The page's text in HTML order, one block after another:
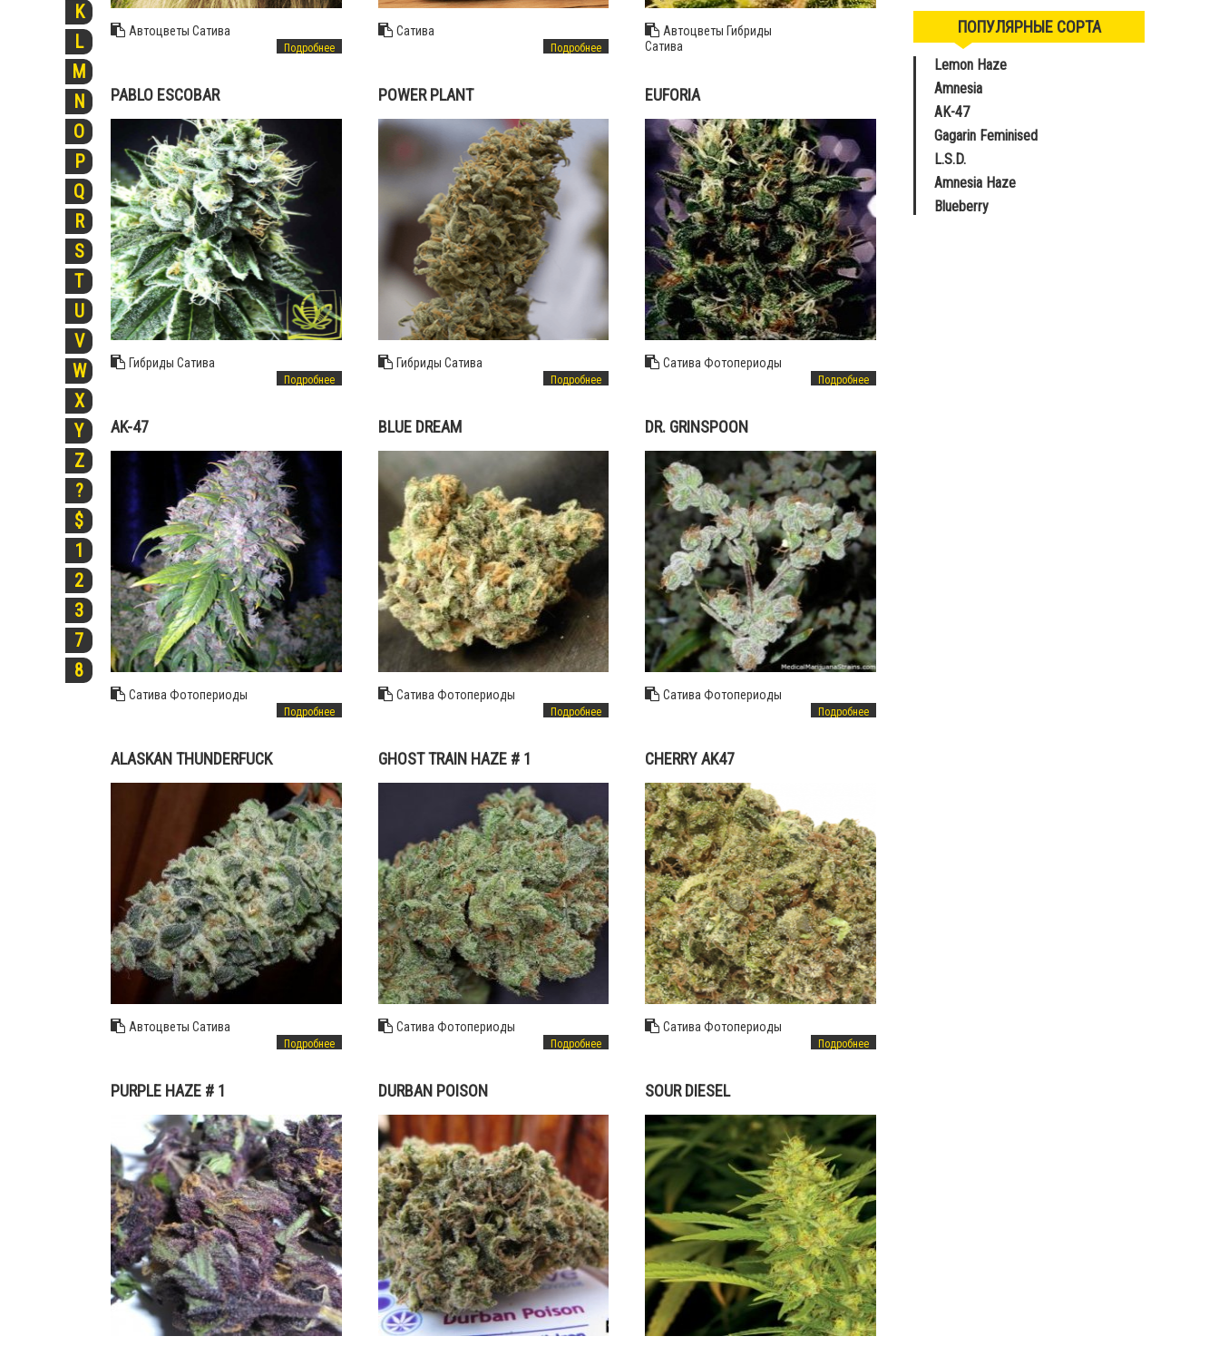
K
L
M
N
O
P
Q
R
S
T
U
V
W
X
Y
Z
?
$
1
2
3
7
8
Автоцветы Сатива
Подробнее
Сатива
Подробнее
Автоцветы Гибриды
Сатива
PABLO ESCOBAR
Гибриды Сатива
Подробнее
POWER PLANT
Гибриды Сатива
Подробнее
EUFORIA
Сатива Фотопериоды
Подробнее
AK-47
Сатива Фотопериоды
Подробнее
BLUE DREAM
Сатива Фотопериоды
Подробнее
DR. GRINSPOON
Сатива Фотопериоды
Подробнее
ALASKAN THUNDERFUCK
Автоцветы Сатива
Подробнее
GHOST TRAIN HAZE # 1
Сатива Фотопериоды
Подробнее
CHERRY AK47
Сатива Фотопериоды
Подробнее
PURPLE HAZE # 1 DURBAN POISON SOUR DIESEL
ПОПУЛЯРНЫЕ СОРТА
Lemon Haze
Amnesia
AK-47
Gagarin Feminised
L.S.D.
Amnesia Haze
Blueberry